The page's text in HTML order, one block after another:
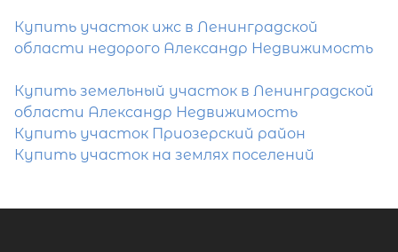
Купить участок ижс в Ленинградской
области недорого Александр Недвижимость
Купить земельный участок в Ленинградской
области Александр Недвижимость
Купить участок Приозерский район
Купить участок на землях поселений